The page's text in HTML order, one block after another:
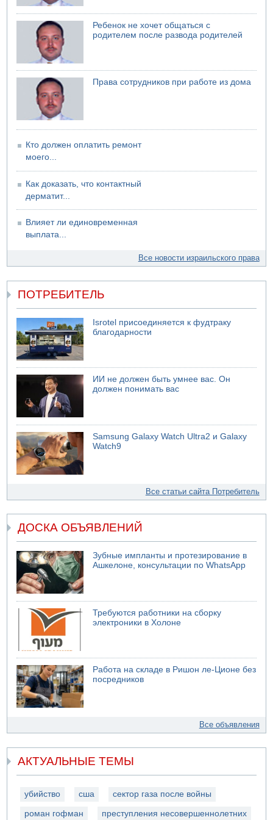
Ребенок не хочет общаться с
родителем после развода родителей
Права сотрудников при работе из дома
Кто должен оплатить ремонт
моего...
Как доказать, что контактный
дерматит...
Влияет ли единовременная
выплата...
Все новости израильского права
ПОТРЕБИТЕЛЬ
Isrotel присоединяется к фудтраку
благодарности
ИИ не должен быть умнее вас. Он
должен понимать вас
Samsung Galaxy Watch Ultra2 и Galaxy
Watch9
Все статьи сайта Потребитель
ДОСКА ОБЪЯВЛЕНИЙ
Зубные импланты и протезирование в
Ашкелоне, консультации по WhatsApp
Требуются работники на сборку
электроники в Холоне
Работа на складе в Ришон ле-Ционе без
посредников
Все объявления
АКТУАЛЬНЫЕ ТЕМЫ
убийство сша сектор газа после войны
роман гофман преступления несовершеннолетних